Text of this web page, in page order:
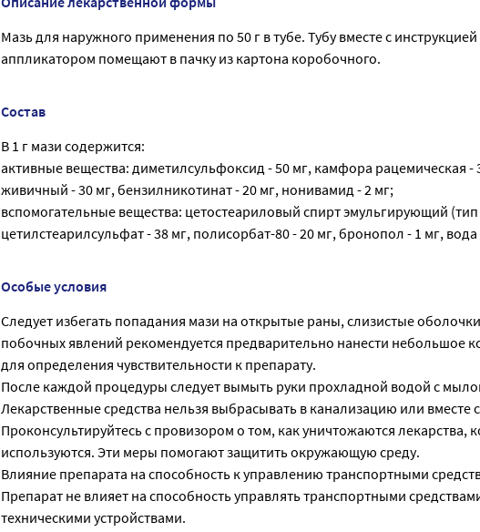
Мазь для наружного применения по 50 г в тубе. Тубу вместе с
аппликатором помещают в пачку из картона коробочного.
Состав
В 1 г мази содержится:
активные вещества: диметилсульфоксид - 50 мг, камфора рацемическая -
живичный - 30 мг, бензилникотинат - 20 мг, нонивамид - 2 мг;
вспомогательные вещества: цетостеариловый спирт эмульгирующий (тип
цетилстеарилсульфат - 38 мг, полисорбат-80 - 20 мг, бронопол - 1 мг,
Особые условия
Следует избегать попадания мази на открытые раны, слизистые
побочных явлений рекомендуется предварительно нанести небольшое
для определения чувствительности к препарату.
После каждой процедуры следует вымыть руки прохладной водой с
Лекарственные средства нельзя выбрасывать в канализацию или
Проконсультируйтесь с провизором о том, как уничтожаются лекарства,
используются. Эти меры помогают защитить окружающую среду.
Влияние препарата на способность к управлению транспортными
Препарат не влияет на способность управлять транспортными
техническими устройствами.